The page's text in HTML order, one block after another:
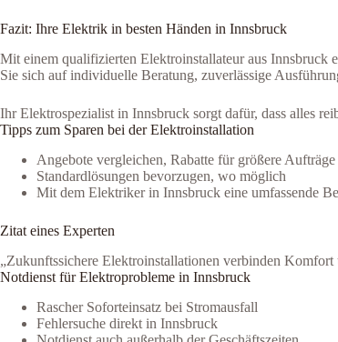
Fazit: Ihre Elektrik in besten Händen in Innsbruck
Mit einem qualifizierten Elektroinstallateur aus Innsbruck
Sie sich auf individuelle Beratung, zuverlässige
Ihr Elektrospezialist in Innsbruck sorgt dafür, dass alles
Tipps zum Sparen bei der Elektroinstallation
Angebote vergleichen, Rabatte für größere Aufträge
Standardlösungen bevorzugen, wo möglich
Mit dem Elektriker in Innsbruck eine umfassende
Zitat eines Experten
„Zukunftssichere Elektroinstallationen verbinden
Notdienst für Elektroprobleme in Innsbruck
Rascher Soforteinsatz bei Stromausfall
Fehlersuche direkt in Innsbruck